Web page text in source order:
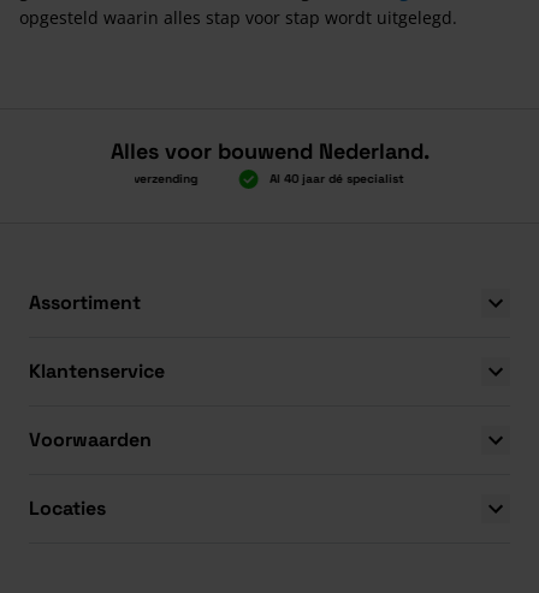
opgesteld waarin alles stap voor stap wordt uitgelegd.
Alles voor bouwend Nederland.
Boven 2.000 gratis verzending Al 40 jaar dé specialist
Assortiment
Klantenservice
Voorwaarden
Locaties